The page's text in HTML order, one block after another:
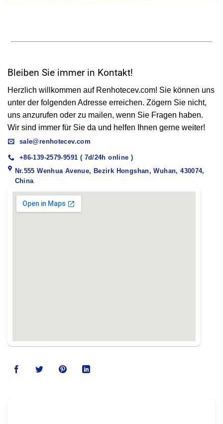
Bleiben Sie immer in Kontakt!
Herzlich willkommen auf Renhotecev.com! Sie können uns
unter der folgenden Adresse erreichen. Zögern Sie nicht,
uns anzurufen oder zu mailen, wenn Sie Fragen haben.
Wir sind immer für Sie da und helfen Ihnen gerne weiter!
sale@renhotecev.com
+86-139-2579-9591 ( 7d/24h online )
Nr.555 Wenhua Avenue, Bezirk Hongshan, Wuhan, 430074,
China